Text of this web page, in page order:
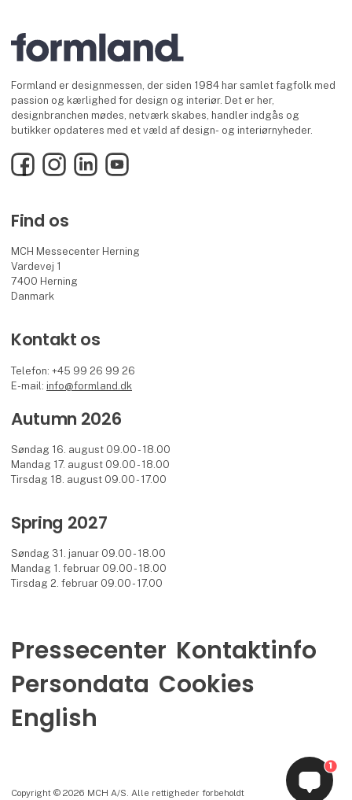
Formland er designmessen, der siden 1984 har samlet fagfolk med
passion og kærlighed for design og interiør. Det er her,
designbranchen mødes, netværk skabes, handler indgås og
butikker opdateres med et væld af design- og interiørnyheder.
FacebookInstagramLinkedInYouTube
Find os
MCH Messecenter Herning
Vardevej 1
7400 Herning
Danmark
Kontakt os
Telefon: +45 99 26 99 26
E-mail: info@formland.dk
Autumn 2026
Søndag 16. august 09.00 - 18.00
Mandag 17. august 09.00 - 18.00
Tirsdag 18. august 09.00 - 17.00
Spring 2027
Søndag 31. januar 09.00 - 18.00
Mandag 1. februar 09.00 - 18.00
Tirsdag 2. februar 09.00 - 17.00
Pressecenter Kontaktinfo
Persondata Cookies
English
Copyright © 2026 MCH A/S. Alle rettigheder forbeholdt
1